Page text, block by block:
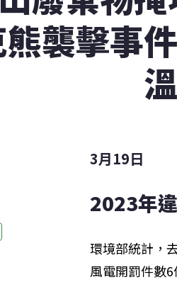
襲擊事
3月19日
2023年
環境部統計，
風電開罰件數